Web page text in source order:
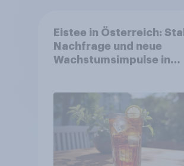
Eistee in Österreich:
Nachfrage und neue
Wachstumsimpulse in